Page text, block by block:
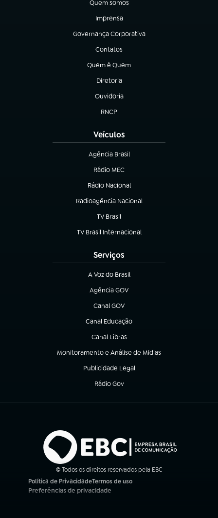
Quem somos
(abre em nova aba)
Imprensa
(abre em nova aba)
Governança Corporativa
(abre em nova aba)
Contatos
(abre em nova aba)
Quem é Quem
(abre em nova aba)
Diretoria
(abre em nova aba)
Ouvidoria
(abre em nova aba)
RNCP
(abre em nova aba)
Veículos
Agência Brasil
(abre em nova aba)
Rádio MEC
Rádio Nacional
(abre em nova aba)
Radioagência Nacional
(abre em nova aba)
TV Brasil
(abre em nova aba)
TV Brasil Internacional
(abre em nova aba)
Serviços
A Voz do Brasil
(abre em nova aba)
Agência GOV
(abre em nova aba)
Canal GOV
(abre em nova aba)
Canal Educação
(abre em nova aba)
Canal Libras
(abre em nova aba)
Monitoramento e Análise de Mídias
(abre em nova aba)
Publicidade Legal
(abre em nova aba)
Rádio Gov
(abre em nova aba)
© Todos os direitos reservados pela EBC
Política de Privacidade
(abre em nova aba)
Termos de uso
(abre em nova aba)
Preferências de privacidade